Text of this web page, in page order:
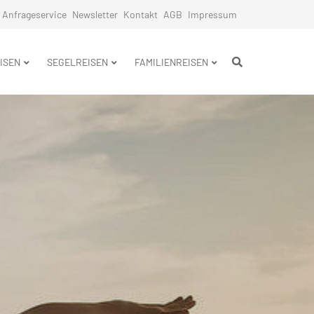
Anfrageservice Newsletter Kontakt AGB Impressum
SEGELREISEN FAMILIENREISEN